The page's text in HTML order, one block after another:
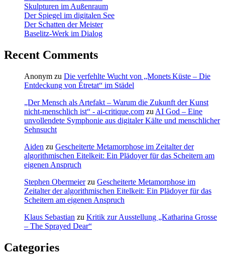
Skulpturen im Außenraum
Der Spiegel im digitalen See
Der Schatten der Meister
Baselitz‑Werk im Dialog
Recent Comments
Anonym zu Die verfehlte Wucht von „Monets Küste – Die
Entdeckung von Étretat“ im Städel
„Der Mensch als Artefakt – Warum die Zukunft der Kunst
nicht-menschlich ist“ - ai-critique.com zu AI God – Eine
unvollendete Symphonie aus digitaler Kälte und menschlicher
Sehnsucht
Aiden zu Gescheiterte Metamorphose im Zeitalter der
algorithmischen Eitelkeit: Ein Plädoyer für das Scheitern am
eigenen Anspruch
Stephen Obermeierzu Gescheiterte Metamorphose im
Zeitalter der algorithmischen Eitelkeit: Ein Plädoyer für das
Scheitern am eigenen Anspruch
Klaus Sebastian zu Kritik zur Ausstellung „Katharina Grosse
– The Sprayed Dear“
Categories